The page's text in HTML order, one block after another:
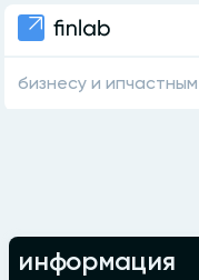
бизнесу и ип
информация